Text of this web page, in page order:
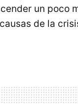
un poco
de la